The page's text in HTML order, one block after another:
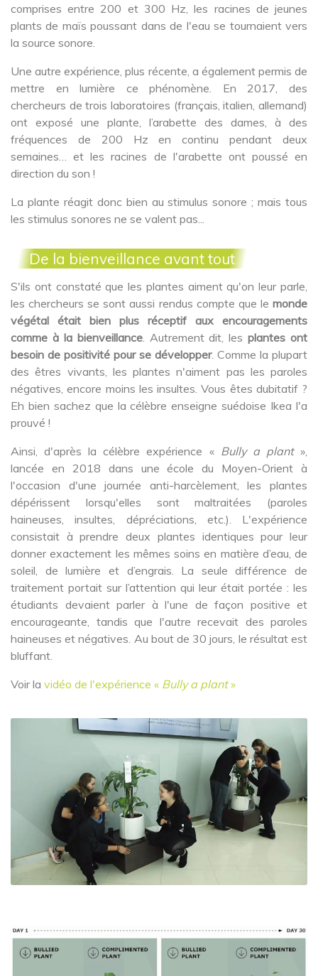
comprises entre 200 et 300 Hz, les racines de jeunes
plants de maïs poussant dans de l'eau se tournaient vers
la source sonore.
Une autre expérience, plus récente, a également permis de
mettre en lumière ce phénomène. En 2017, des
chercheurs de trois laboratoires (français, italien, allemand)
ont exposé une plante, l’arabette des dames, à des
fréquences de 200 Hz en continu pendant deux
semaines… et les racines de l'arabette ont poussé en
direction du son !
La plante réagit donc bien au stimulus sonore ; mais tous
les stimulus sonores ne se valent pas...
De la bienveillance avant tout
S'ils ont constaté que les plantes aiment qu'on leur parle,
les chercheurs se sont aussi rendus compte que le monde
végétal était bien plus réceptif aux encouragements
comme à la bienveillance. Autrement dit, lesplantes ont
besoin de positivité pour se développer. Comme la plupart
des êtres vivants, les plantes n'aiment pas les paroles
négatives, encore moins les insultes. Vous êtes dubitatif ?
Eh bien sachez que la célèbre enseigne suédoise Ikea l'a
prouvé !
Ainsi, d'après la célèbre expérience « Bully a plant»,
lancée en 2018 dans une école du Moyen-Orient à
l'occasion d'une journée anti-harcèlement, les plantes
dépérissent lorsqu'elles sont maltraitées (paroles
haineuses, insultes, dépréciations, etc.). L'expérience
consistait à prendre deux plantes identiques pour leur
donner exactement les mêmes soins en matière d’eau, de
soleil, de lumière et d’engrais. La seule différence de
traitement portait sur l’attention qui leur était portée : les
étudiants devaient parler à l'une de façon positive et
encourageante, tandis que l'autre recevait des paroles
haineuses et négatives. Au bout de 30 jours, le résultat est
bluffant.
Voir la vidéo de l'expérience « Bully a plant»